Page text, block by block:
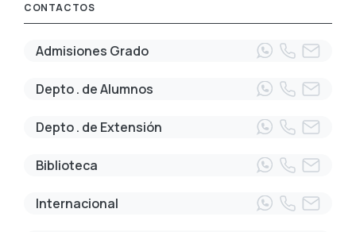
CONTACTOS
Admisiones Grado
Depto . de Alumnos
Depto . de Extensión
Biblioteca
Internacional